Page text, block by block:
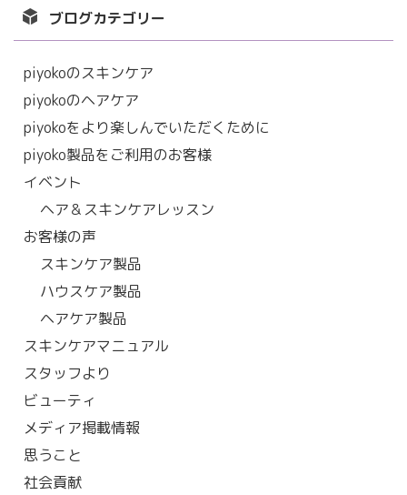
ブログカテゴリー
piyokoのスキンケア
piyokoのヘアケア
piyokoをより楽しんでいただくために
piyoko製品をご利用のお客様
イベント
ヘア＆スキンケアレッスン
お客様の声
スキンケア製品
ハウスケア製品
ヘアケア製品
スキンケアマニュアル
スタッフより
ビューティ
メディア掲載情報
思うこと
社会貢献